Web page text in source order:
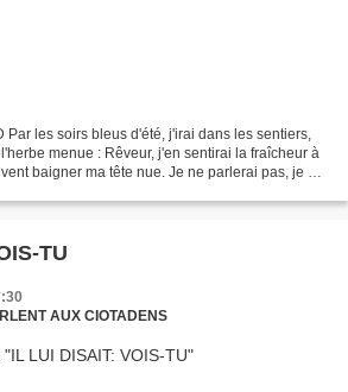
Par les soirs bleus d'été, j'irai dans les sentiers,
menue : Rêveur, j'en sentirai la fraîcheur à
baigner ma tête nue. Je ne parlerai pas, je ne
TU
AUX CIOTADENS